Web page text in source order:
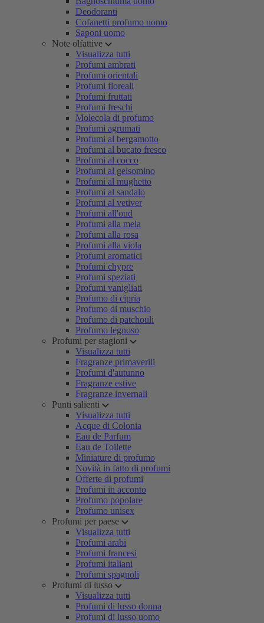
Deodoranti
Cofanetti profumo uomo
Saponi uomo
Note olfattive
Visualizza tutti
Profumi ambrati
Profumi orientali
Profumi floreali
Profumi fruttati
Profumi freschi
Molecola di profumo
Profumi agrumati
Profumi al bergamotto
Profumi al bucato fresco
Profumi al cocco
Profumi al gelsomino
Profumi al mughetto
Profumi al sandalo
Profumi al vetiver
Profumi all'oud
Profumi alla mela
Profumi alla rosa
Profumi alla viola
Profumi aromatici
Profumi chypre
Profumi speziati
Profumi vanigliati
Profumo di cipria
Profumo di muschio
Profumo di patchouli
Profumo legnoso
Profumi per stagioni
Visualizza tutti
Fragranze primaverili
Profumi d'autunno
Fragranze estive
Fragranze invernali
Punti salienti
Visualizza tutti
Acque di Colonia
Eau de Parfum
Eau de Toilette
Miniature di profumo
Novità in fatto di profumi
Offerte di profumi
Profumi in acconto
Profumo popolare
Profumo unisex
Profumi per paese
Visualizza tutti
Profumi arabi
Profumi francesi
Profumi italiani
Profumi spagnoli
Profumi di lusso
Visualizza tutti
Profumi di lusso donna
Profumi di lusso uomo